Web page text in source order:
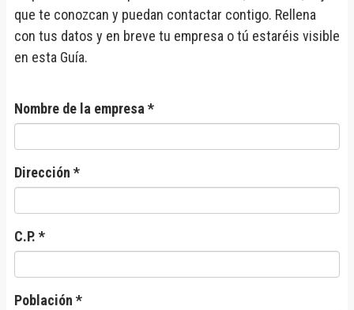
que te conozcan y puedan contactar contigo. Rellena
con tus datos y en breve tu empresa o tú estaréis visible
en esta Guía.
Nombre de la empresa *
Dirección *
C.P. *
Población *